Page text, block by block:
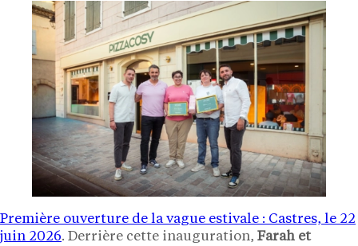
Première ouverture de la vague estivale : Castres, le 22
juin 2026. Derrière cette inauguration, Farah et